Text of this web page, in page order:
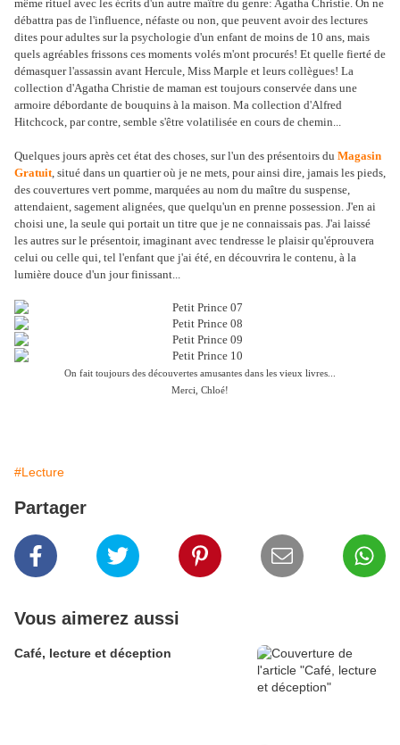
même rituel avec les écrits d'un autre maître du genre: Agatha Christie. On ne
débattra pas de l'influence, néfaste ou non, que peuvent avoir des lectures
dites pour adultes sur la psychologie d'un enfant de moins de 10 ans, mais
quels agréables frissons ces moments volés m'ont procurés! Et quelle fierté de
démasquer l'assassin avant Hercule, Miss Marple et leurs collègues! La
collection d'Agatha Christie de maman est toujours conservée dans une
armoire débordante de bouquins à la maison. Ma collection d'Alfred
Hitchcock, par contre, semble s'être volatilisée en cours de chemin...
Quelques jours après cet état des choses, sur l'un des présentoirs du Magasin
Gratuit, situé dans un quartier où je ne mets, pour ainsi dire, jamais les pieds,
des couvertures vert pomme, marquées au nom du maître du suspense,
attendaient, sagement alignées, que quelqu'un en prenne possession. J'en ai
choisi une, la seule qui portait un titre que je ne connaissais pas. J'ai laissé
les autres sur le présentoir, imaginant avec tendresse le plaisir qu'éprouvera
celui ou celle qui, tel l'enfant que j'ai été, en découvrira le contenu, à la
lumière douce d'un jour finissant...
On fait toujours des découvertes amusantes dans les vieux livres...
Merci, Chloé!
#Lecture
Partager
Vous aimerez aussi
Café, lecture et déception